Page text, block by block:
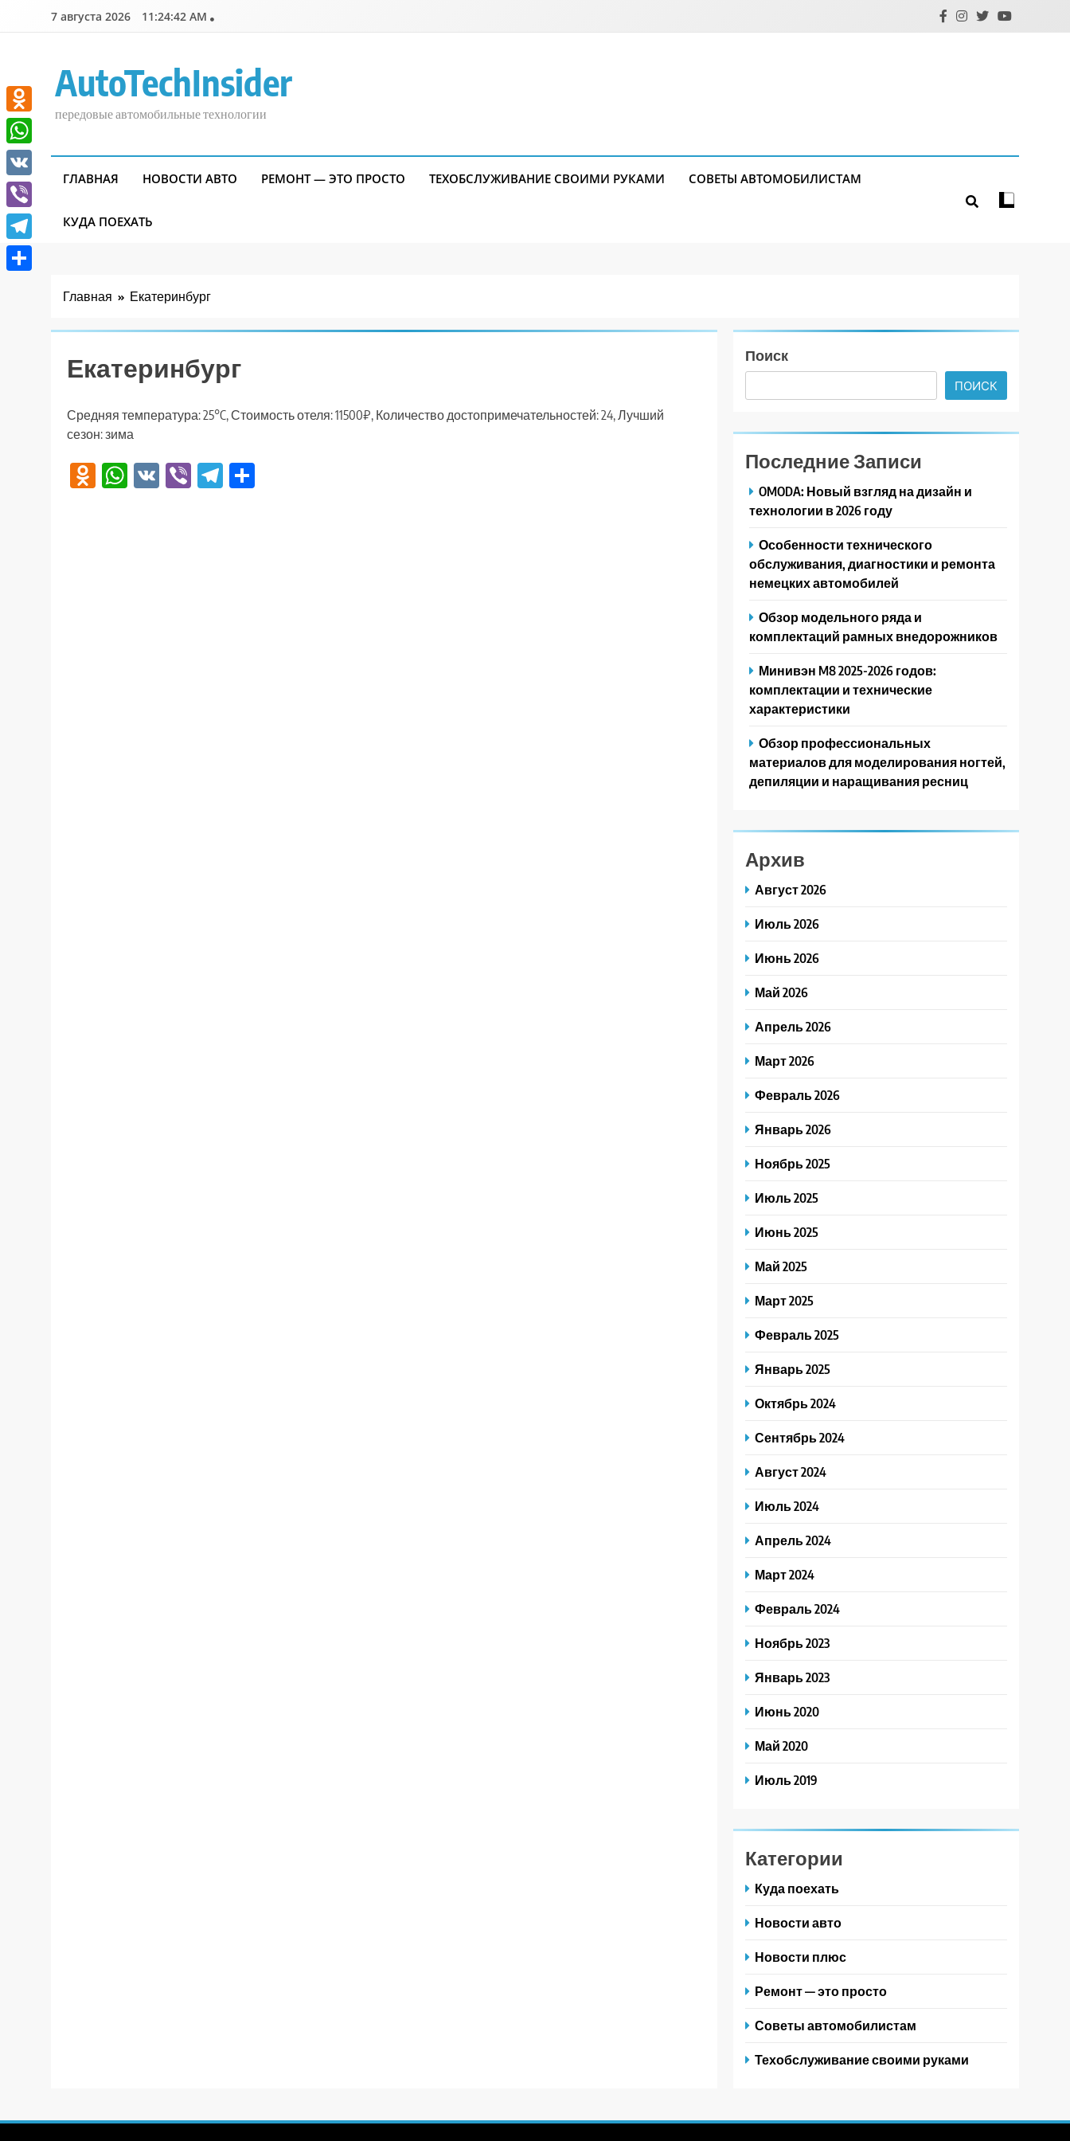
7 августа 2026 11:24:43 AM
AutoTechInsider
передовые автомобильные технологии
ГЛАВНАЯ НОВОСТИ АВТО РЕМОНТ — ЭТО ПРОСТО ТЕХОБСЛУЖИВАНИЕ СВОИМИ РУКАМИ СОВЕТЫ АВТОМОБИЛИСТАМ
КУДА ПОЕХАТЬ
Главная Екатеринбург
Екатеринбург
Средняя температура: 25°C, Стоимость отеля: 11500₽, Количество достопримечательностей: 24, Лучший
сезон: зима
Odnoklassniki
WhatsApp
VK ViberTelegram
Поиск
ПОИСК
Последние Записи
OMODA: Новый взгляд на дизайн и
технологии в 2026 году
Особенности технического
обслуживания, диагностики и ремонта
немецких автомобилей
Обзор модельного ряда и
комплектаций рамных внедорожников
Минивэн M8 2025-2026 годов:
комплектации и технические
характеристики
Обзор профессиональных
материалов для моделирования ногтей,
депиляции и наращивания ресниц
Архив
Август 2026
Июль 2026
Июнь 2026
Май 2026
Апрель 2026
Март 2026
Февраль 2026
Январь 2026
Ноябрь 2025
Июль 2025
Июнь 2025
Май 2025
Март 2025
Февраль 2025
Январь 2025
Октябрь 2024
Сентябрь 2024
Август 2024
Июль 2024
Апрель 2024
Март 2024
Февраль 2024
Ноябрь 2023
Январь 2023
Июнь 2020
Май 2020
Июль 2019
Категории
Куда поехать
Новости авто
Новости плюс
Ремонт — это просто
Советы автомобилистам
Техобслуживание своими руками
Odnoklassniki
WhatsApp
VK
Viber
Telegram